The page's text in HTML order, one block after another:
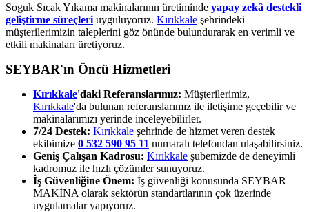
Soguk Sıcak Yıkama makinalarının üretiminde yapay zekâ destekli
geliştirme süreçleri uyguluyoruz. Kırıkkale şehrindeki
müşterilerimizin taleplerini göz önünde bulundurarak en verimli ve
etkili makinaları üretiyoruz.
SEYBAR'ın Öncü Hizmetleri
Kırıkkale'daki Referanslarımız: Müşterilerimiz,
Kırıkkale'da bulunan referanslarımız ile iletişime geçebilir ve
makinalarımızı yerinde inceleyebilirler.
7/24 Destek: Kırıkkale şehrinde de hizmet veren destek
ekibimize 0 532 590 95 11 numaralı telefondan ulaşabilirsiniz.
Geniş Çalışan Kadrosu: Kırıkkale şubemizde de deneyimli
kadromuz ile hızlı çözümler sunuyoruz.
İş Güvenliğine Önem: İş güvenliği konusunda SEYBAR
MAKİNA olarak sektörün standartlarının çok üzerinde
uygulamalar yapıyoruz.